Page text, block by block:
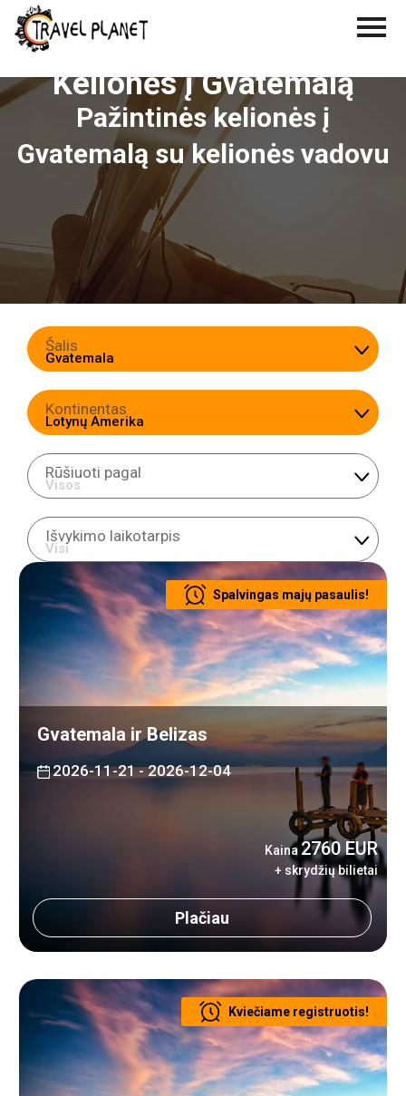
Kelionės į Gvatemalą
Pažintinės kelionės į
Gvatemalą su kelionės vadovu
Šalis
Kontinentas
Rūšiuoti pagal
Išvykimo laikotarpis
Spalvingas majų pasaulis!
Gvatemala ir Belizas
2026-11-21- 2026-12-04
Kaina 2760 EUR
+ skrydžių bilietai
Plačiau
Kviečiame registruotis!